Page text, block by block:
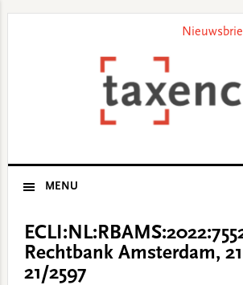
MENU
Rechtbank Amsterdam,
21/2597